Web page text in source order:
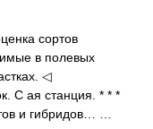
сортов
в полевых
◁
С ая станция. * * *
и гибридов… …